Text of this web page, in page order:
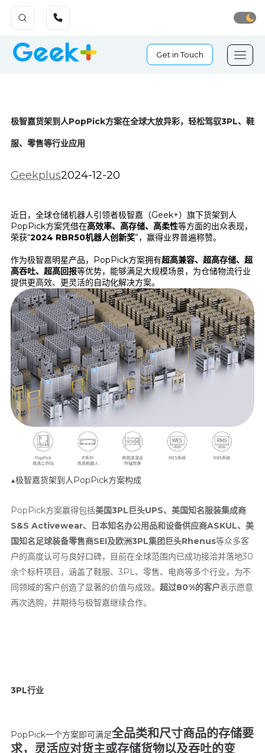
Get in Touch
极智嘉货架到人PopPick方案在全球大放异彩，轻松驾驭3PL、鞋
服、零售等行业应用
Geekplus2024-12-20
近日，全球仓储机器人引领者极智嘉（Geek+）旗下货架到人
PopPick方案凭借在高效率、高存储、高柔性等方面的出众表现，
荣获“2024 RBR50机器人创新奖”，赢得业界普遍称赞。
作为极智嘉明星产品，PopPick方案拥有超高兼容、超高存储、超
高吞吐、超高回报等优势，能够满足大规模场景，为仓储物流行业
提供更高效、更灵活的自动化解决方案。
▲极智嘉货架到人PopPick方案构成
PopPick方案赢得包括美国3PL巨头UPS、美国知名服装集成商
S&S Activewear、日本知名办公用品和设备供应商ASKUL、美
国知名足球装备零售商SEI及欧洲3PL集团巨头Rhenus等众多客
户的高度认可与良好口碑，目前在全球范围内已成功接洽并落地30
余个标杆项目，涵盖了鞋服、3PL、零售、电商等多个行业，为不
同领域的客户创造了显著的价值与成效。 超过80%的客户表示愿意
再次选购，并期待与极智嘉继续合作。
3PL行业
PopPick一个方案即可满足全品类和尺寸商品的存储要
求，灵活应对货主或存储货物以及吞吐的变